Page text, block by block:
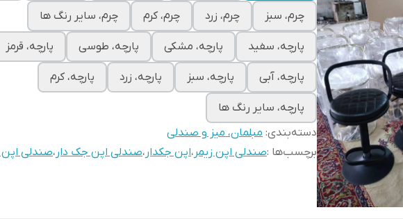
چرم، سبز چرم، زرد چرم، کرم چرم، سایر رنگ ها
پارچه، سفید پارچه، مشکی پارچه، طوسی پارچه، قرمز
پارچه، آبی پارچه، سبز پارچه، زرد پارچه، کرم
پارچه، سایر رنگ ها
دسته‌بندی: مبلمان، میز و صندلی
برچسب‌ها :صندلی اپن زیمر ،اپن جکدار ،صندلی اپن جک دار ،صندلی اپن